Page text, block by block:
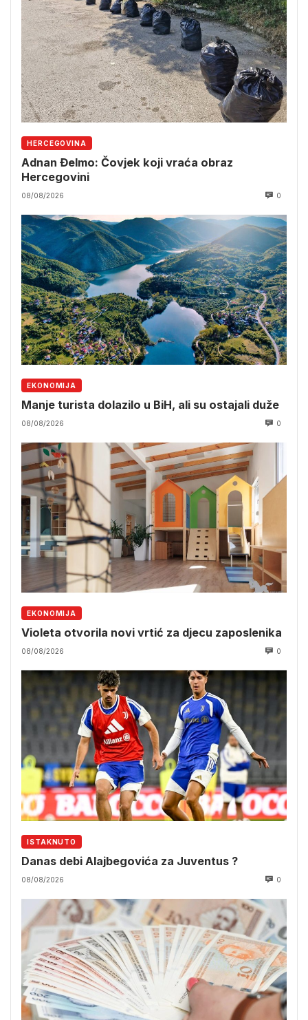
HERCEGOVINA
Adnan Đelmo: Čovjek koji vraća obraz
Hercegovini
08/08/2026 0
EKONOMIJA
Manje turista dolazilo u BiH, ali su ostajali duže
08/08/2026 0
EKONOMIJA
Violeta otvorila novi vrtić za djecu zaposlenika
08/08/2026 0
ISTAKNUTO
Danas debi Alajbegovića za Juventus ?
08/08/2026 0